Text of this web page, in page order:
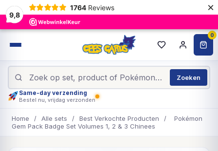
9,8
1764 Reviews ×
0
Zoeken
Same-day verzending
Bestel nu, vrijdag verzonden
Home / Alle sets / Best Verkochte Producten /
Pokémon
Gem Pack Badge Set Volumes 1, 2 & 3 Chinees